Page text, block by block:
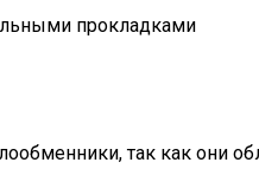
прокладками
так как они